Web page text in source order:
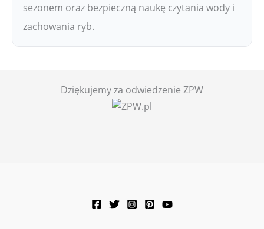
sezonem oraz bezpieczną naukę czytania wody i
zachowania ryb.
Dziękujemy za odwiedzenie ZPW